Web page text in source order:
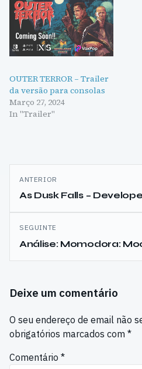
OUTER TERROR – Trailer
da versão para consolas
Março 27, 2024
In "Trailer"
Navegação
de
artigos
ANTERIOR
As Dusk Falls –
SEGUINTE
Análise: Momodora:
Deixe um comentário
O seu endereço de email não
obrigatórios marcados com *
Comentário *